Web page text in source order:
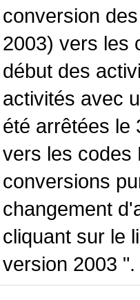
conversion
2003) vers les
début des
activités avec
été arrêtées le
vers les codes
conversions
changement
cliquant sur le
version 2003 ".